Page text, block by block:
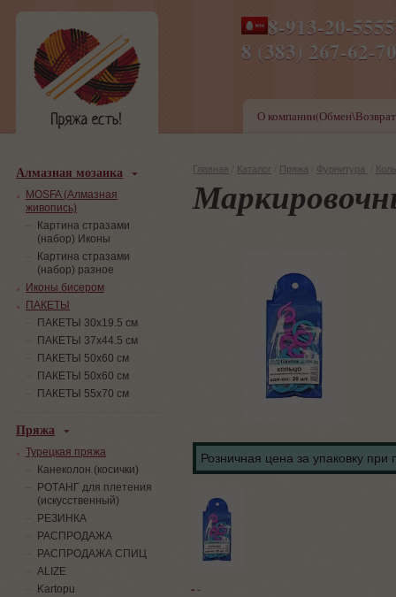
8-913-20-
8 (383) 267-
ПН-ПТ 8-17,СБ-ВС 9-
О
Главная Каталог Пряжа Фурнитура
Розничная цена за упаковку при
--
Алмазная мозаика
MOSFA (Алмазная
живопись)
Картина стразами
(набор) Иконы
Картина стразами
(набор) разное
Иконы бисером
ПАКЕТЫ
ПАКЕТЫ 30х19.5 см
ПАКЕТЫ 37х44.5 см
ПАКЕТЫ 50х60 см
ПАКЕТЫ 50х60 см
ПАКЕТЫ 55х70 см
Пряжа
Турецкая пряжа
Канеколон (косички)
РОТАНГ для плетения
(искусственный)
PЕЗИНКА
РАСПРОДАЖА
РАСПРОДАЖА СПИЦ
ALIZE
Kartopu